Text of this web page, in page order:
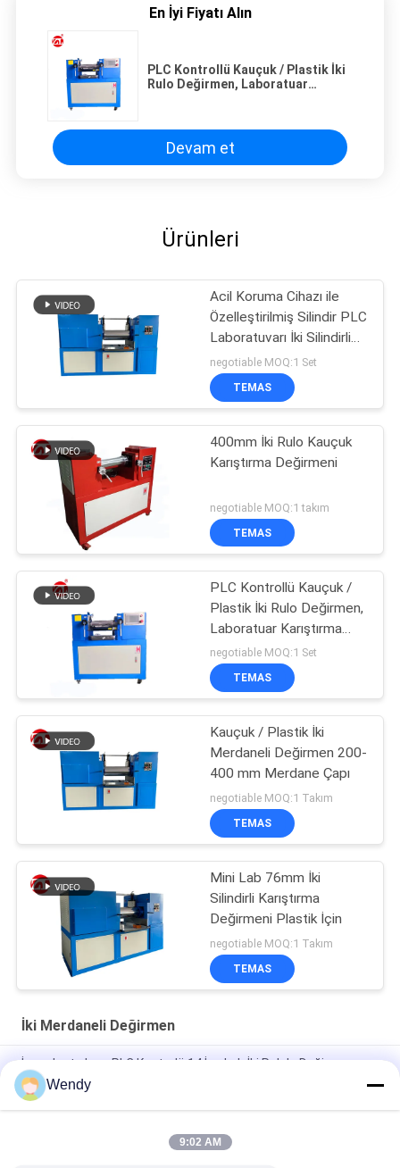
En İyi Fiyatı Alın
PLC Kontrollü Kauçuk / Plastik İki
Rulo Değirmen, Laboratuar
Devam et
Ürünleri
Acil Koruma Cihazı ile
Özelleştirilmiş Silindir PLC
Laboratuvarı İki Silindirli
Değirmen
negotiable MOQ:1 Set
TEMAS
400mm İki Rulo Kauçuk
Karıştırma Değirmeni
negotiable MOQ:1 takım
TEMAS
PLC Kontrollü Kauçuk /
Plastik İki Rulo Değirmen,
Laboratuar Karıştırma
Değirmeni
negotiable MOQ:1 Set
TEMAS
Kauçuk / Plastik İki
Merdaneli Değirmen 200-
400 mm Merdane Çapı
negotiable MOQ:1 Takım
TEMAS
Mini Lab 76mm İki
Silindirli Karıştırma
Değirmeni Plastik İçin
negotiable MOQ:1 Takım
TEMAS
İki Merdaneli Değirmen
İnsanlaştırılmış PLC Kontrolü 14 İnç Lab İki Rulolu Değirmen
Laboratuvar Kullanımı ile Plastik ve Kauçuk için 12 inç 16 inç İki
Rulo Değirmen
Çiğneme ve Yoğurma Doğal Kauçuk için 14 inç İki Rulo
Wendy
9:02 AM